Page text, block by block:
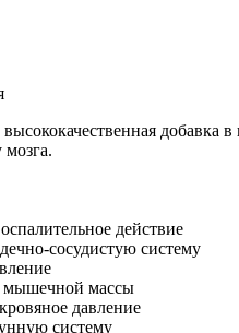
высококачественная
мозга.
действие
сосудистую систему
мышечной массы
давление
систему